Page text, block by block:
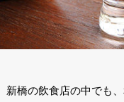
新橋の飲食店の中でも